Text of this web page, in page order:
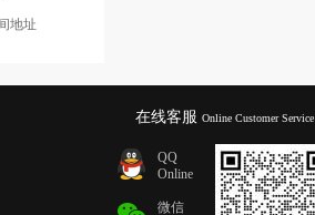
地址
在线客服 Online Customer Service
QQ
Online
微信